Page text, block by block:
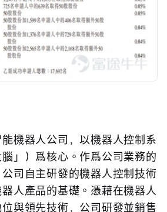
機器人公司，以機器人控制系
」）爲核心。作爲公司業務的
司自主研發的機器人控制技術
人產品的基礎。憑藉在機器人
與領先技術，公司研發並銷售